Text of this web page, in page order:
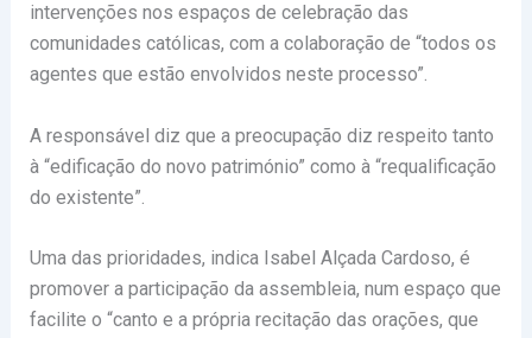
intervenções nos espaços de celebração das
comunidades católicas, com a colaboração de “todos os
agentes que estão envolvidos neste processo”.
A responsável diz que a preocupação diz respeito tanto
à “edificação do novo património” como à “requalificação
do existente”.
Uma das prioridades, indica Isabel Alçada Cardoso, é
promover a participação da assembleia, num espaço que
facilite o “canto e a própria recitação das orações, que